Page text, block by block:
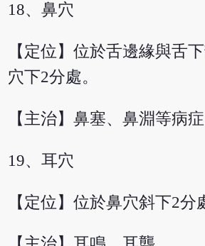
18、鼻穴
【定位】位於舌邊緣與舌
穴下2分處。
【主治】鼻塞、鼻淵等病症
19、耳穴
【定位】位於鼻穴斜下2分